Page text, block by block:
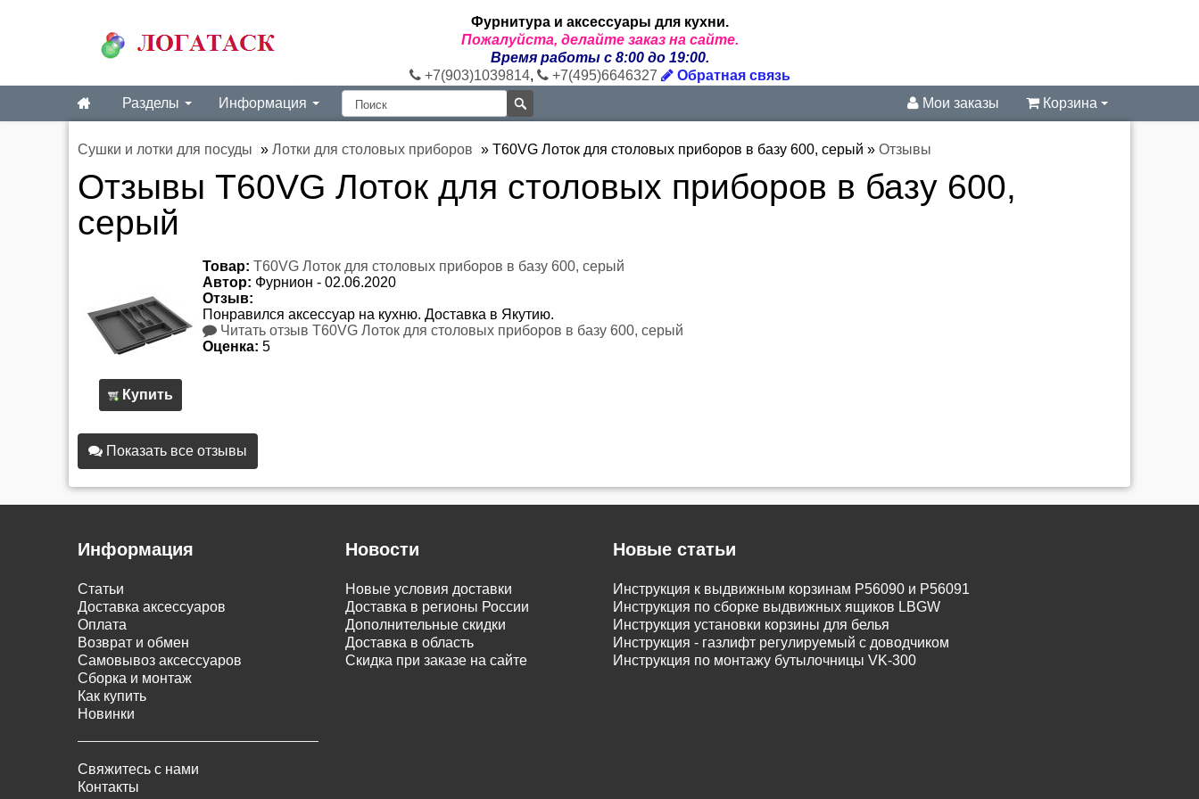
Фурнитура и аксессуары для кухни.
Пожалуйста, делайте заказ на сайте.
Время работы с 8:00 до 19:00.
+7(903)1039814, +7(495)6646327
Обратная связь
Разделы
Информация Мои заказы Корзина
Сушки и лотки для посуды » Лотки для столовых приборов » T60VG Лоток для столовых приборов в базу 600, серый » Отзывы
Отзывы T60VG Лоток для столовых приборов в базу 600,
серый
Купить
Товар: T60VG Лоток для столовых приборов в базу 600, серый
Автор: Фурнион - 02.06.2020
Отзыв:
Понравился аксессуар на кухню. Доставка в Якутию.
Читать отзыв T60VG Лоток для столовых приборов в базу 600, серый
Оценка: 5
Показать все отзывы
Информация
Статьи
Доставка аксессуаров
Оплата
Возврат и обмен
Самовывоз аксессуаров
Сборка и монтаж
Как купить
Новинки
Свяжитесь с нами
Контакты
Новости
Новые условия доставки
Доставка в регионы России
Дополнительные скидки
Доставка в область
Скидка при заказе на сайте
Новые статьи
Инструкция к выдвижным корзинам P56090 и P56091
Инструкция по сборке выдвижных ящиков LBGW
Инструкция установки корзины для белья
Инструкция - газлифт регулируемый с доводчиком
Инструкция по монтажу бутылочницы VK-300